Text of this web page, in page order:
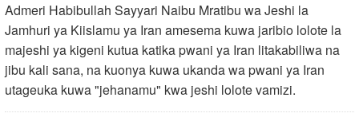
Admeri Habibullah Sayyari Naibu Mratibu wa Jeshi la
Jamhuri ya Kiislamu ya Iran amesema kuwa jaribio lolote la
majeshi ya kigeni kutua katika pwani ya Iran litakabiliwa na
jibu kali sana, na kuonya kuwa ukanda wa pwani ya Iran
utageuka kuwa "jehanamu" kwa jeshi lolote vamizi.